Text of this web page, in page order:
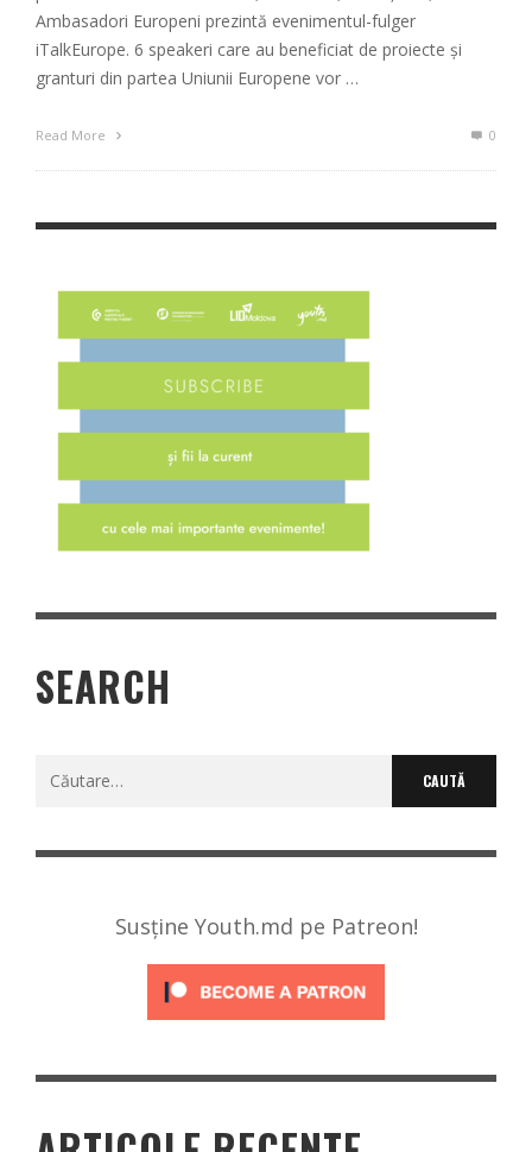
Ambasadori Europeni prezintă evenimentul-fulger
iTalkEurope. 6 speakeri care au beneficiat de proiecte și
granturi din partea Uniunii Europene vor …
Read More 0
SEARCH
Caută
Susține Youth.md pe Patreon!